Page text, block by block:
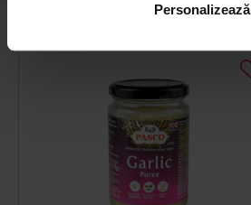
Personalizează